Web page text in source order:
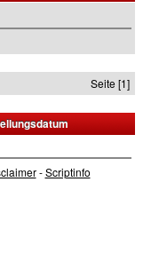
Seite [1]
-Scriptinfo